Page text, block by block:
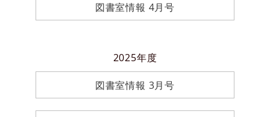
図書室情報 4月号
2025年度
図書室情報 3月号